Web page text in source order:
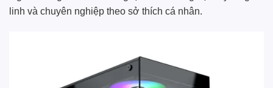
linh và chuyên nghiệp theo sở thích cá nhân.